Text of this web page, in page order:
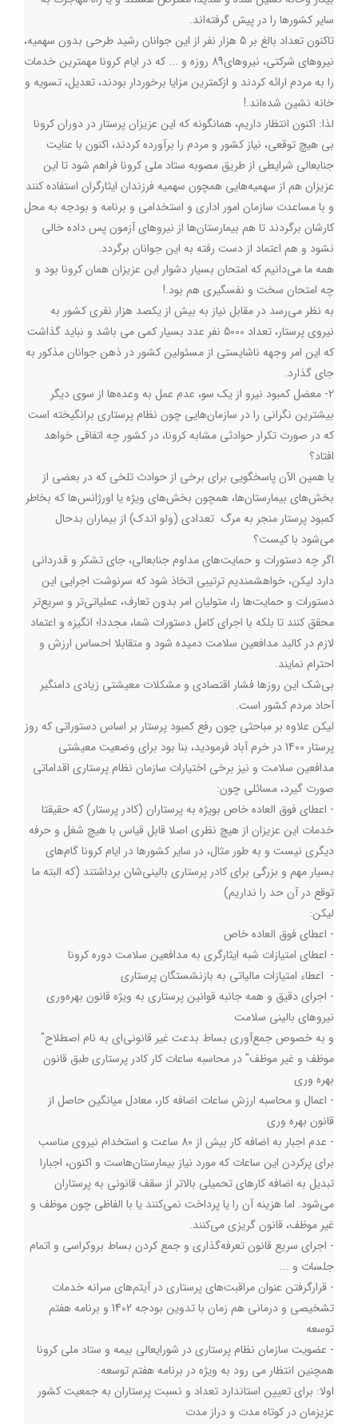
سایر کشورها را در پیش گرفته‌اند.
تاكنون تعداد بالغ بر 5 هزار نفر از این جوانان رشید طرحی بدون سهمیه،
نیروهای شرکتی، نيروهاي89 روزه و ... که در ایام کرونا مهمترین خدمات
را به مردم ارائه کردند و ازکمترین مزایا برخوردار بودند، تعديل، تسويه و
خانه نشين شده‌اند.!
لذا: اکنون انتظار داریم، همانگونه که این عزیزان پرستار در دوران کرونا
بی هیچ توقعی، نیاز کشور و مردم را برآورده کردند، اکنون با عنایت
جنابعالی شرايطي از طريق مصوبه ستاد ملي كرونا فراهم شود تا اين
عزيزان هم از سهمیه‌هایی همچون سهمیه فرزندان ایثارگران استفاده کنند
و با مساعدت سازمان امور اداری و استخدامی و برنامه و بودجه به محل
کارشان برگردند تا هم بیمارستان‌ها از نیروهای آزمون پس داده خالی
نشود و هم اعتماد از دست رفته به این جوانان برگردد.
همه ما می‌دانیم که امتحان بسیار دشوار این عزیزان همان کرونا بود و
چه امتحان سخت و نفسگیری هم بود.!
به نظر می‌رسد در مقابل نیاز به بیش از یکصد هزار نفری کشور به
نیروی پرستار، تعداد 5000 نفر عدد بسیار کمی می باشد و نباید گذاشت
که این امر وجهه ناشایستی از مسئولین کشور در ذهن جوانان مذکور به
جای گذارد.
2- معضل کمبود نیرو از یک سو، عدم عمل به وعده‌ها از سوی دیگر
بیشترین نگرانی را در سازمان‌هایی چون نظام پرستاری برانگیخته است
که در صورت تکرار حوادثی مشابه کرونا، در كشور چه اتفاقی خواهد
افتاد؟
یا همین الآن پاسخگویی برای برخی از حوادث تلخی که در بعضی از
بخش‌هاي بيمارستان‌ها، همچون بخش‌های ویژه يا اورژانس‌ها كه بخاطر
کمبود پرستار منجر به مرگ تعدادی (ولو اندک) از بیماران بدحال
می‌شود با کیست؟
اگر چه دستورات و حمایت‌های مداوم جنابعالی، جای تشکر و قدردانی
دارد لیکن، خواهشمندیم ترتیبی اتخاذ شود که سرنوشت اجرایی این
دستورات و حمایت‌ها را، متولیان امر بدون تعارف، عملیاتی‌تر و سریع‌تر
محقق کنند تا بلکه با اجرای کامل دستورات شما، مجددا؛ انگیزه و اعتماد
لازم در كالبد مدافعین سلامت دمیده شود و متقابلا احساس ارزش و
احترام نمایند.
بی‌شک این روزها فشار اقتصادی و مشکلات معیشتی زیادی دامنگیر
آحاد مردم كشور است.
لیکن علاوه بر مباحثی چون رفع کمبود پرستار بر اساس دستوراتی که روز
پرستار 1400 در خرم آباد فرمودید، بنا بود برای وضعیت معیشتی
مدافعین سلامت و نيز برخی اختيارات سازمان نظام پرستاري اقداماتی
صورت گیرد، مسائلی چون:
- اعطای فوق العاده خاص بویژه به پرستاران (کادر پرستار) که حقیقتا
خدمات این عزیزان از هیچ نظری اصلا قابل قیاس با هیچ شغل و حرفه
دیگری نیست و به طور مثال، در سایر کشورها در ایام کرونا گام‌های
بسیار مهم و بزرگی برای کادر پرستاری بالینی‌شان برداشتند (که البته ما
توقع در آن حد را نداریم)
لیکن:
- اعطای فوق العاده خاص
- اعطای امتیازات شبه ایثارگری به مدافعين سلامت دوره کرونا
- اعطاء امتيازات مالياتي به بازنشستگان پرستاري
- اجرای دقیق و همه جانبه قوانین پرستاری به ویژه قانون بهره‌وری
نیروهای بالینی سلامت
و به خصوص جمع‌آوری بساط بدعت غیر قانونی‌اي به نام اصطلاح"
موظف و غیر موظف" در محاسبه ساعات کار كادر پرستاري طبق قانون
بهره وری
- اعمال و محاسبه ارزش ساعات اضافه کار، معادل میانگین حاصل از
قانون بهره وری
- عدم اجبار به اضافه کار بیش از 80 ساعت و استخدام نیروی مناسب
برای پرکردن اين ساعات که مورد نیاز بیمارستان‌هاست و اکنون، اجبارا
تبدیل به اضافه کارهای تحمیلی بالاتر از سقف قانونی به پرستاران
می‌شود. اما هزینه آن را یا پرداخت نمی‌کنند یا با الفاظی چون موظف و
غیر موظف، قانون گریزی می‌کنند.
- اجرای سریع قانون تعرفه‌گذاری و جمع کردن بساط بروکراسی و اتمام
جلسات و ...
- قرارگرفتن عنوان مراقبت‌های پرستاری در آيتم‌هاي سرانه خدمات
تشخیصی و درمانی هم زمان با تدوین بودجه 1402 و برنامه هفتم
توسعه
- عضويت سازمان نظام پرستاري در شورايعالي بيمه و ستاد ملي كرونا
همچنین انتظار می رود به ویژه در برنامه هفتم توسعه:
اولا: برای تعيين استاندارد تعداد و نسبت پرستاران به جمعیت كشور
عزیزمان در کوتاه مدت و دراز مدت